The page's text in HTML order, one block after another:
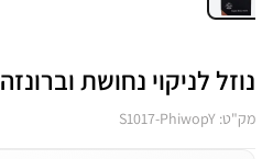
נוזל לניקוי נחושת וברונזה
מק"ט: S1017-PhiwopY